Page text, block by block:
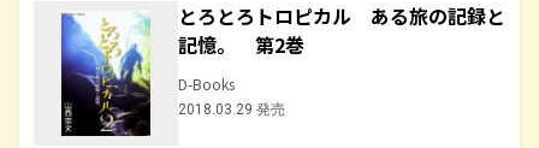
とろとろトロピカル ある旅の記録と
記憶。 第2巻
D-Books
2018.03.29 発売